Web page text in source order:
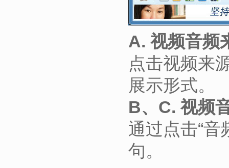
A. 视频音频
点击视频来
展示形式。
B、C. 视频
通过点击“音
句。